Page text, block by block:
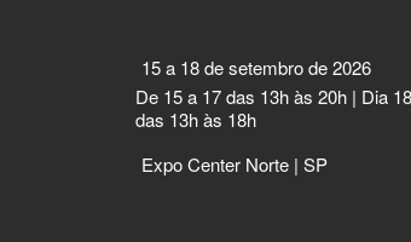
15 a 18 de setembro de 2026
De 15 a 17 das 13h às 20h | Dia 18
das 13h às 18h
Expo Center Norte | SP